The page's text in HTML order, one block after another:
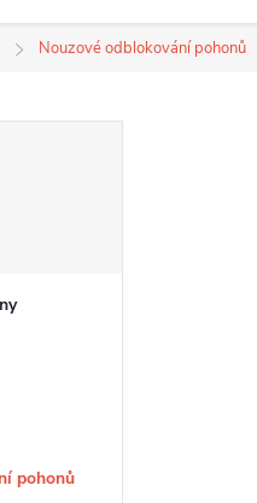
Nouzové odblokování pohonů
pohonů